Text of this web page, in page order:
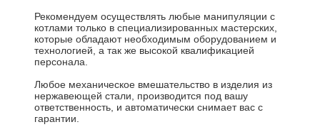
Рекомендуем осуществлять любые манипуляции с
котлами только в специализированных мастерских,
которые обладают необходимым оборудованием и
технологией, а так же высокой квалификацией
персонала.
Любое механическое вмешательство в изделия из
нержавеющей стали, производится под вашу
ответственность, и автоматически снимает вас с
гарантии.